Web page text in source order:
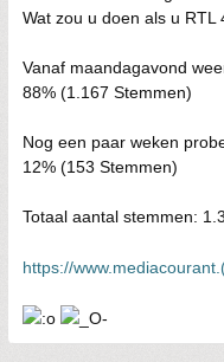
Wat zou u doen als u RTL
Vanaf maandagavond
88% (1.167 Stemmen)
Nog een paar weken
12% (153 Stemmen)
Totaal aantal stemmen:
https://